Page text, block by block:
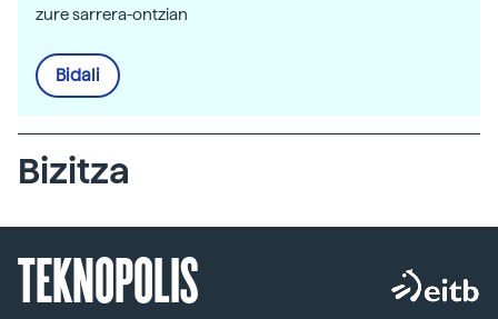
zure sarrera-ontzian
Bidali
Bizitza
TEKNOPOLIS